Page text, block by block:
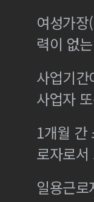
여성가
력이 없
사업기
사업자
1개월 간
로자로
일용근